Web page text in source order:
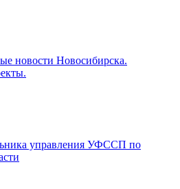
новости Новосибирска.
управления УФССП по